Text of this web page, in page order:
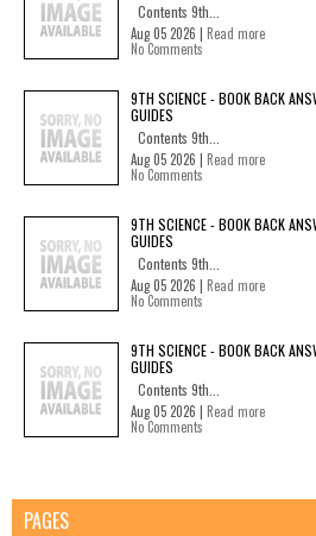
Contents 9th...
Aug 05 2026 | Read more
No Comments
9TH SCIENCE - BOOK BACK
GUIDES
Contents 9th...
Aug 05 2026 | Read more
No Comments
9TH SCIENCE - BOOK BACK
GUIDES
Contents 9th...
Aug 05 2026 | Read more
No Comments
9TH SCIENCE - BOOK BACK
GUIDES
Contents 9th...
Aug 05 2026 | Read more
No Comments
PAGES